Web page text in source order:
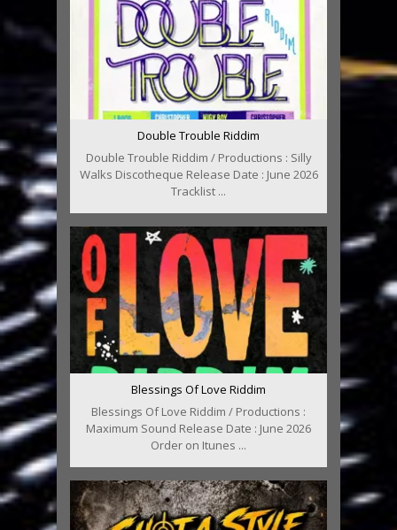
Double Trouble Riddim
Double Trouble Riddim / Productions : Silly
Walks Discotheque Release Date : June 2026
Tracklist ...
Blessings Of Love Riddim
Blessings Of Love Riddim / Productions :
Maximum Sound Release Date : June 2026
Order on Itunes ...